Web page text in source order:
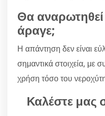
Θα αναρωτηθεί
άραγε;
Η απάντηση δεν είναι
σημαντικά στοιχεία, με
χρήση τόσο του
Καλέστε μας